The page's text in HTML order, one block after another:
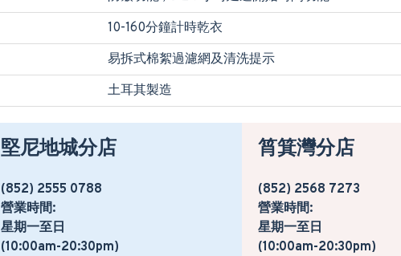
10-160分鐘計時乾衣
易拆式棉絮過濾網及清洗提示
土耳其製造
堅尼地城分店
(852) 2555 0788
營業時間:
星期一至日
(10:00am-20:30pm)
筲箕灣分店
(852) 2568 7273
營業時間:
星期一至日
(10:00am-20:30pm)